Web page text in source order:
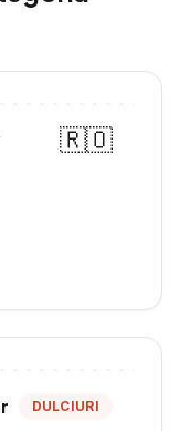
🇷🇴
DULCIURI